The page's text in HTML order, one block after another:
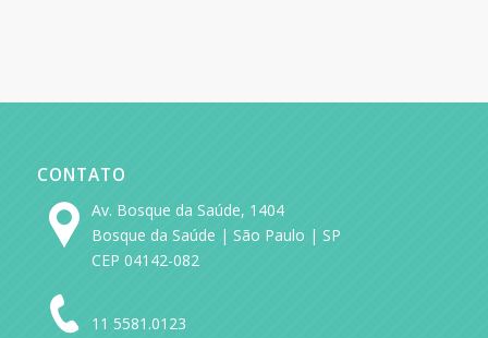
CONTATO
Av. Bosque da Saúde, 1404
Bosque da Saúde | São Paulo | SP
CEP 04142-082
11 5581.0123